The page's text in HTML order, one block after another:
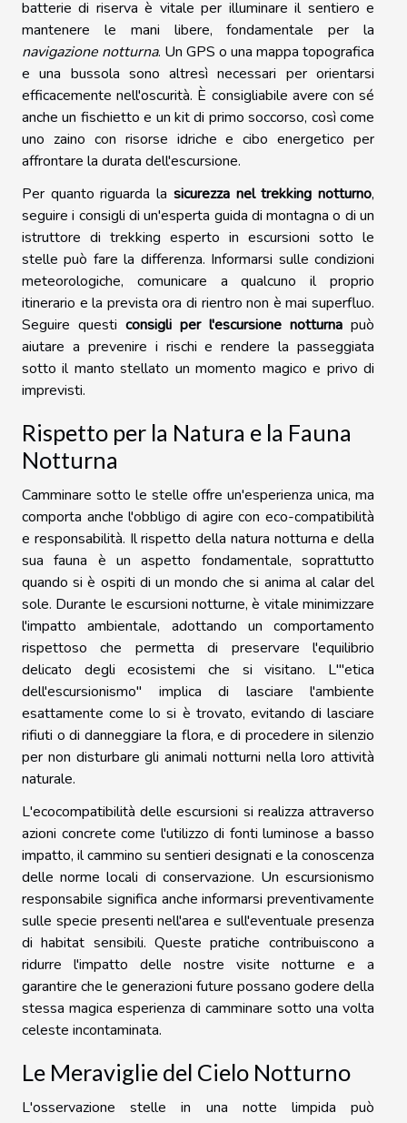
batterie di riserva è vitale per illuminare il sentiero e
mantenere le mani libere, fondamentale per la
navigazione notturna. Un GPS o una mappa topografica
e una bussola sono altresì necessari per orientarsi
efficacemente nell'oscurità. È consigliabile avere con sé
anche un fischietto e un kit di primo soccorso, così come
uno zaino con risorse idriche e cibo energetico per
affrontare la durata dell'escursione.
Per quanto riguarda la sicurezza nel trekking notturno,
seguire i consigli di un'esperta guida di montagna o di un
istruttore di trekking esperto in escursioni sotto le
stelle può fare la differenza. Informarsi sulle condizioni
meteorologiche, comunicare a qualcuno il proprio
itinerario e la prevista ora di rientro non è mai superfluo.
Seguire questi consigli per l'escursione notturna può
aiutare a prevenire i rischi e rendere la passeggiata
sotto il manto stellato un momento magico e privo di
imprevisti.
Rispetto per la Natura e la Fauna
Notturna
Camminare sotto le stelle offre un'esperienza unica, ma
comporta anche l'obbligo di agire con eco-compatibilità
e responsabilità. Il rispetto della natura notturna e della
sua fauna è un aspetto fondamentale, soprattutto
quando si è ospiti di un mondo che si anima al calar del
sole. Durante le escursioni notturne, è vitale minimizzare
l'impatto ambientale, adottando un comportamento
rispettoso che permetta di preservare l'equilibrio
delicato degli ecosistemi che si visitano. L'"etica
dell'escursionismo" implica di lasciare l'ambiente
esattamente come lo si è trovato, evitando di lasciare
rifiuti o di danneggiare la flora, e di procedere in silenzio
per non disturbare gli animali notturni nella loro attività
naturale.
L'ecocompatibilità delle escursioni si realizza attraverso
azioni concrete come l'utilizzo di fonti luminose a basso
impatto, il cammino su sentieri designati e la conoscenza
delle norme locali di conservazione. Un escursionismo
responsabile significa anche informarsi preventivamente
sulle specie presenti nell'area e sull'eventuale presenza
di habitat sensibili. Queste pratiche contribuiscono a
ridurre l'impatto delle nostre visite notturne e a
garantire che le generazioni future possano godere della
stessa magica esperienza di camminare sotto una volta
celeste incontaminata.
Le Meraviglie del Cielo Notturno
L'osservazione stelle in una notte limpida può